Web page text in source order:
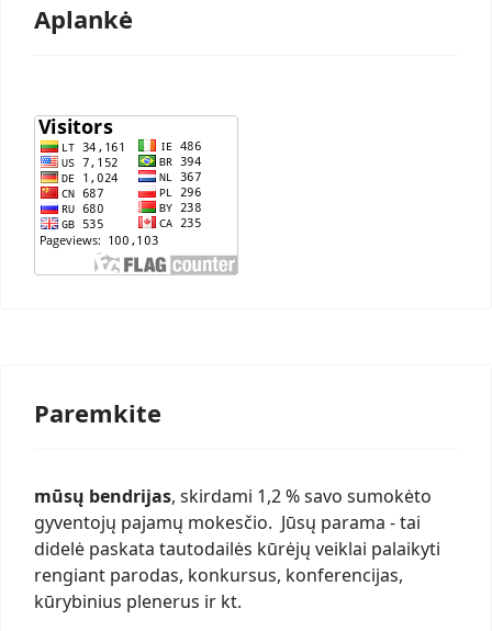
Aplankė
Paremkite
mūsų bendrijas, skirdami 1,2 % savo sumokėto
gyventojų pajamų mokesčio. Jūsų parama - tai
didelė paskata tautodailės kūrėjų veiklai palaikyti
rengiant parodas, konkursus, konferencijas,
kūrybinius plenerus ir kt.